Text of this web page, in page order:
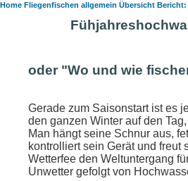
Home Fliegenfischen allgemein Übersicht Bericht:
oder "Wo und wie
Gerade zum Saisonstart ist es
den ganzen Winter auf den
Man hängt seine Schnur aus,
kontrolliert sein Gerät und freut
Wetterfee den Weltuntergang
Unwetter gefolgt von